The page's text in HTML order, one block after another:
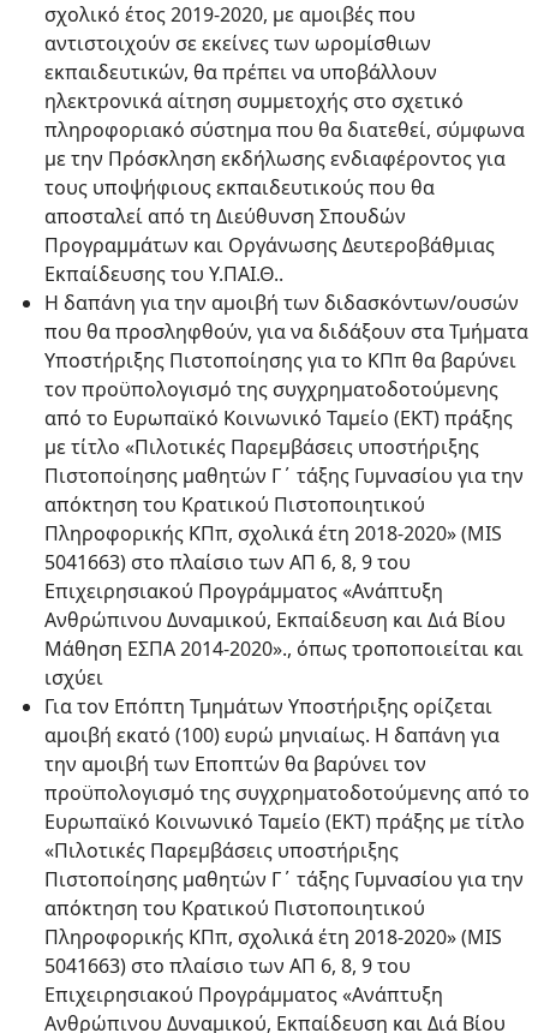
σχολικό έτος 2019-2020, με αμοιβές που
αντιστοιχούν σε εκείνες των ωρομίσθιων
εκπαιδευτικών, θα πρέπει να υποβάλλουν
ηλεκτρονικά αίτηση συμμετοχής στο σχετικό
πληροφοριακό σύστημα που θα διατεθεί, σύμφωνα
με την Πρόσκληση εκδήλωσης ενδιαφέροντος για
τους υποψήφιους εκπαιδευτικούς που θα
αποσταλεί από τη Διεύθυνση Σπουδών
Προγραμμάτων και Οργάνωσης Δευτεροβάθμιας
Εκπαίδευσης του Υ.ΠΑΙ.Θ..
Η δαπάνη για την αμοιβή των διδασκόντων/ουσών
που θα προσληφθούν, για να διδάξουν στα Τμήματα
Υποστήριξης Πιστοποίησης για το ΚΠπ θα βαρύνει
τον προϋπολογισμό της συγχρηματοδοτούμενης
από το Ευρωπαϊκό Κοινωνικό Ταμείο (ΕΚΤ) πράξης
με τίτλο «Πιλοτικές Παρεμβάσεις υποστήριξης
Πιστοποίησης μαθητών Γ΄ τάξης Γυμνασίου για την
απόκτηση του Κρατικού Πιστοποιητικού
Πληροφορικής ΚΠπ, σχολικά έτη 2018-2020» (MIS
5041663) στο πλαίσιο των ΑΠ 6, 8, 9 του
Επιχειρησιακού Προγράμματος «Ανάπτυξη
Ανθρώπινου Δυναμικού, Εκπαίδευση και Διά Βίου
Μάθηση ΕΣΠΑ 2014-2020»., όπως τροποποιείται και
ισχύει
Για τον Επόπτη Τμημάτων Υποστήριξης ορίζεται
αμοιβή εκατό (100) ευρώ μηνιαίως. Η δαπάνη για
την αμοιβή των Εποπτών θα βαρύνει τον
προϋπολογισμό της συγχρηματοδοτούμενης από το
Ευρωπαϊκό Κοινωνικό Ταμείο (ΕΚΤ) πράξης με τίτλο
«Πιλοτικές Παρεμβάσεις υποστήριξης
Πιστοποίησης μαθητών Γ΄ τάξης Γυμνασίου για την
απόκτηση του Κρατικού Πιστοποιητικού
Πληροφορικής ΚΠπ, σχολικά έτη 2018-2020» (MIS
5041663) στο πλαίσιο των ΑΠ 6, 8, 9 του
Επιχειρησιακού Προγράμματος «Ανάπτυξη
Ανθρώπινου Δυναμικού, Εκπαίδευση και Διά Βίου